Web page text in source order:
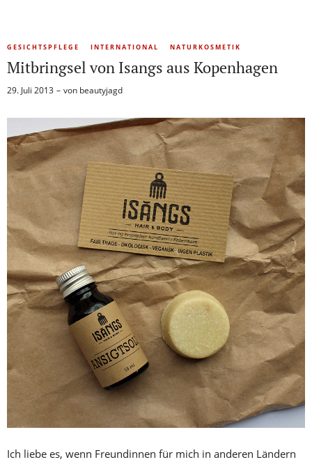
GESICHTSPFLEGE INTERNATIONAL NATURKOSMETIK
Mitbringsel von Isangs aus Kopenhagen
29. Juli 2013 von beautyjagd
Ich liebe es, wenn Freundinnen für mich in anderen Ländern